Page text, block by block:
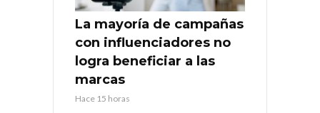
La mayoría de campañas
con influenciadores no
logra beneficiar a las
marcas
Hace 15 horas